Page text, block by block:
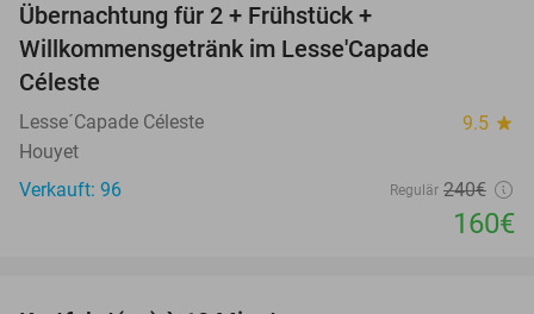
Übernachtung für 2 + Frühstück +
Willkommensgetränk im Lesse'Capade
Céleste
Lesse´Capade Céleste 9.5 star
Houyet
Verkauft: 96
Regulär 240€
160€